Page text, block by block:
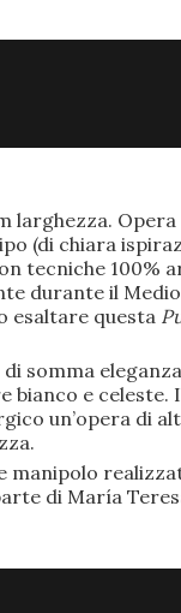
larghezza.
(di chiara
tecniche 100%
durante il
esaltare questa
somma
bianco e
un’opera di
manipolo
di María